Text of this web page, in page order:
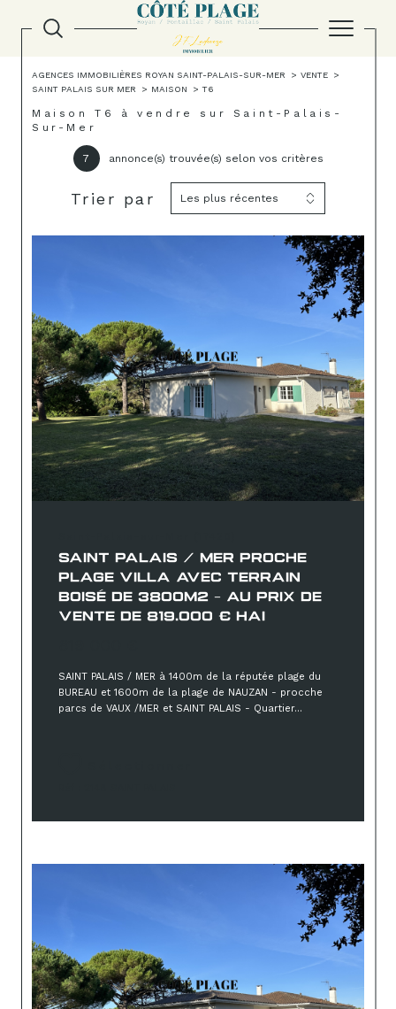
AGENCES IMMOBILIÈRES ROYAN SAINT-PALAIS-SUR-MER
VENTE
SAINT PALAIS SUR MER
MAISON T6
Maison T6 à vendre sur Saint-Palais-
Sur-Mer
7 annonce(s) trouvée(s) selon vos critères
Trier par Les plus récentes
SAINT PALAIS / MER PROCHE
PLAGE VILLA AVEC TERRAIN
BOISÉ DE 3800M2 - AU PRIX DE
VENTE DE 819.000 € HAI
SAINT PALAIS / MER à 1400m de la réputée plage du
BUREAU et 1600m de la plage de NAUZAN - procche
parcs de VAUX /MER et SAINT PALAIS - Quartier...